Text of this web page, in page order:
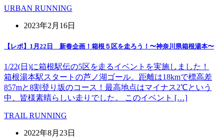
URBAN RUNNING
2023年2月16日
【レポ】1月22日 新春企画！箱根５区を走ろう！〜神奈川県箱根湯本〜
1/22(日)に箱根駅伝の5区を走るイベントを実施しました！
箱根湯本駅スタートの芦ノ湖ゴール。距離は18kmで標高差
857mと8割登り坂のコース！最高地点はマイナス2℃という
中、皆様素晴らしい走りでした。 このイベント […]
TRAIL RUNNING
2022年8月23日